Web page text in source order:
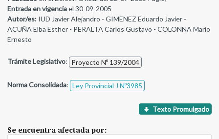
Entrada en vigenciael 30-09-2005
Autor/es: IUD Javier Alejandro - GIMENEZ Eduardo Javier -
ACUÑA Elba Esther - PERALTA Carlos Gustavo - COLONNA Mario
Ernesto
Trámite Legislativo: Proyecto Nº 139/2004
Norma Consolidada: Ley Provincial J Nº3985
Texto Promulgado
Se encuentra afectada por: